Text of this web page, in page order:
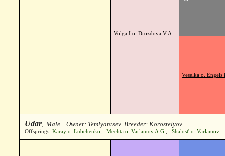
Volga I o. Drozdova V.A.
Veselka o. Engels
Udar, Male. Owner: Temlyantsev Breeder: Korostelyov
Offsprings: Karay o. Lubchenko Mechta o. Varlamov A.G. Shalost' o. Varlamov